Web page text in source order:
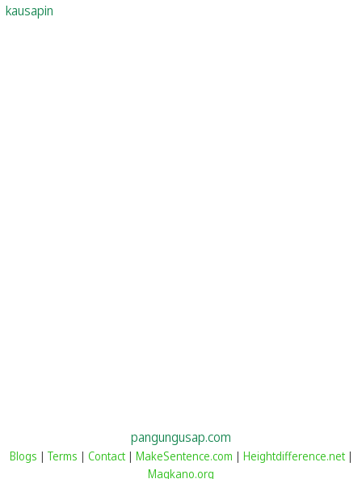
kausapin
pangungusap.com
Blogs | Terms | Contact| MakeSentence.com | Heightdifference.net|
Magkano.org